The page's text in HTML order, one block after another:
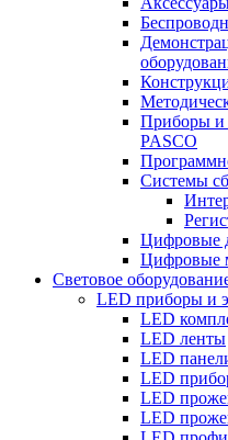
Приборы и
PASCO
Системы
Цифровые
Цифровые
Световое
LED приборы и
LED
LED ленты
LED
LED
LED
LED